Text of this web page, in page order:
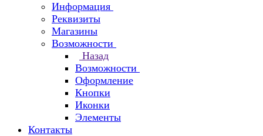
Информация
Реквизиты
Магазины
Возможности
Назад
Возможности
Оформление
Кнопки
Иконки
Элементы
Контакты